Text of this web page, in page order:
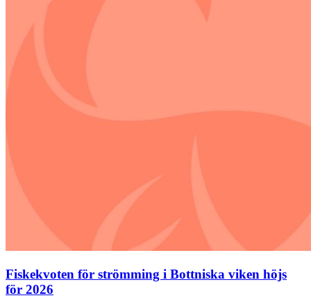
Fiskekvoten för strömming i Bottniska viken höjs
för 2026